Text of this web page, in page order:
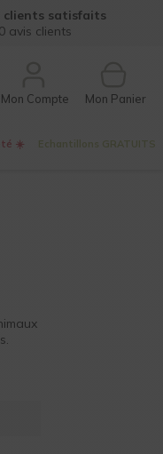
clients satisfaits
avis clients
Mon Compte
☀️ Echantillons GRATUITS